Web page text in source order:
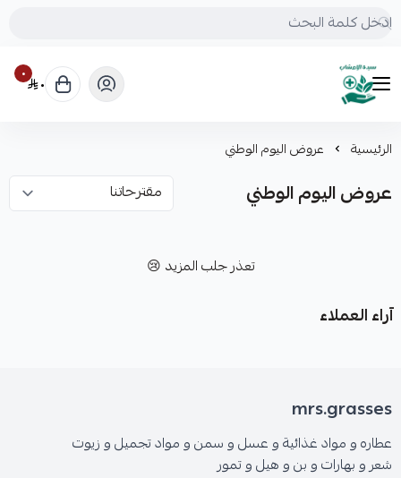
mrs.grasses
٠ ٠
الرئيسية عروض اليوم الوطني
عروض اليوم الوطني
تعذر جلب المزيد 😢
آراء العملاء
mrs.grasses
عطاره و مواد غذائية و عسل و سمن و مواد تجميل و زيوت
شعر و بهارات و بن و هيل و تمور